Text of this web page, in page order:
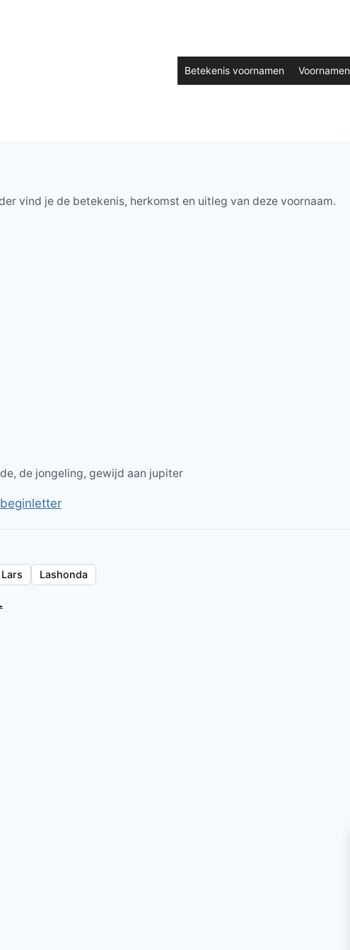
Betekenis voornamen Voornamen
vind je de betekenis, herkomst en uitleg van deze voornaam.
de jongeling, gewijd aan jupiter
Lars Lashonda